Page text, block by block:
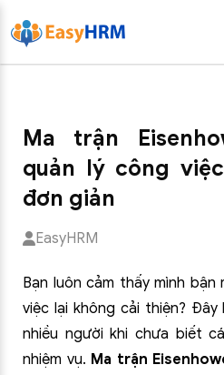
Ma trận
quản lý công
đơn giản
EasyHRM
Bạn luôn cảm thấy mình
việc lại không cải thiện?
nhiều người khi chưa biết
nhiệm vụ. Ma trận